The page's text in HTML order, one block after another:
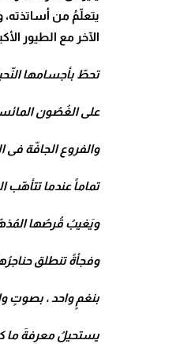
يتعلّمُ من أساتذته،
الآخر مع الطيور
تحطّ بأجسامها
على الغُصُون
والفروع الجافّة فى
تماماً عندما
ويَغيبُ قُرصُها
وفجأةً تنطلق
بنغمٍ واحد ، بصوتٍ
يستحيلُ معرفةَ ما